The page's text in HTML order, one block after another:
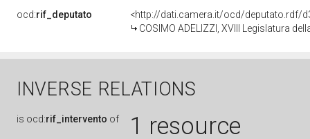
ocd:rif_deputato
<http://dati.camera.it/ocd/deputato.rdf/
COSIMO ADELIZZI, XVIII Legislatura
INVERSE RELATIONS
is ocd:rif_intervento of 1 resource